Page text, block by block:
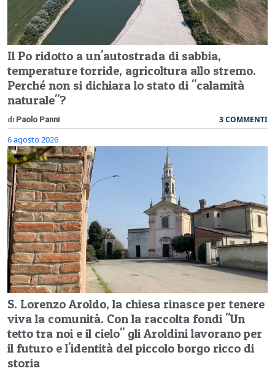
Il Po ridotto a un'autostrada di sabbia,
temperature torride, agricoltura allo stremo.
Perché non si dichiara lo stato di "calamità
naturale"?
di Paolo Panni 3 COMMENTI
6 agosto 2026
S. Lorenzo Aroldo, la chiesa rinasce per tenere
viva la comunità. Con la raccolta fondi "Un
tetto tra noi e il cielo" gli Aroldini lavorano per
il futuro e l'identità del piccolo borgo ricco di
storia